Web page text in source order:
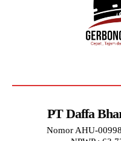
PT Daffa
Nomor AHU-